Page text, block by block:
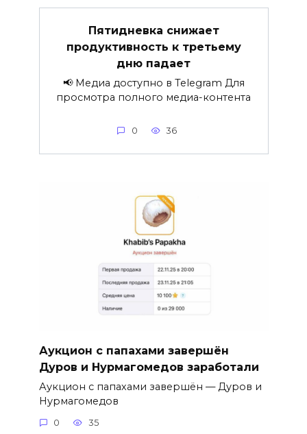
Пятидневка снижает
продуктивность к третьему
дню падает
📢 Медиа доступно в Telegram Для
просмотра полного медиа-контента
0 36
Аукцион с папахами завершён
Дуров и Нурмагомедов заработали
Аукцион с папахами завершён — Дуров и
Нурмагомедов
0 35